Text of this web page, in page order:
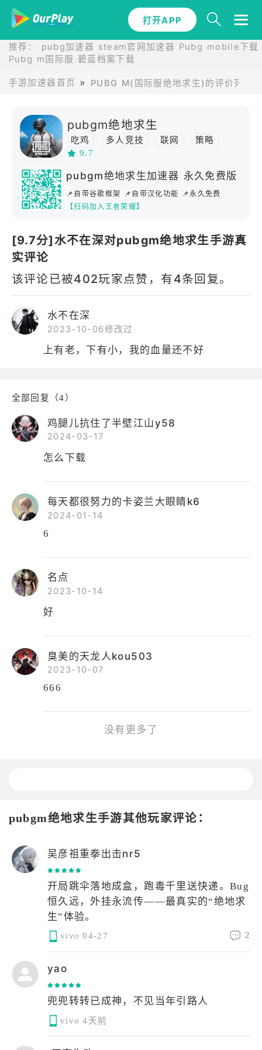
打开APP
推荐： pubg加速器 steam官网加速器 Pubg mobile下载
Pubg m国际服 碧蓝档案下载
手游加速器首页 PUBG M(国际服绝地求生)的评价列表
pubgm绝地求生
吃鸡 多人竞技 联网
策略
动作
高画质
沙盒 多人
开放世界
steam移植
TPS
9.7
pubgm绝地求生加速器 永久免费版
📌自带谷歌框架 📌自带汉化功能 📌永久免费
【扫码加入王者荣耀】
[9.7分]水不在深对pubgm绝地求生手游真
实评论
该评论已被402玩家点赞，有4条回复。
水不在深
2023-10-06修改过
上有老，下有小，我的血量还不好
全部回复（4）
鸡腿儿抗住了半壁江山y58
2024-03-17
怎么下载
每天都很努力的卡姿兰大眼睛k6
2024-01-14
6
名点
2023-10-14
好
臭美的天龙人kou503
2023-10-07
666
没有更多了
pubgm绝地求生手游其他玩家评论：
吴彦祖重拳出击nr5
开局跳伞落地成盒，跑毒千里送快递。Bug
恒久远，外挂永流传——最真实的“绝地求
生”体验。
vivo 04-27 2
yao
兜兜转转已成神，不见当年引路人
vivo 4天前